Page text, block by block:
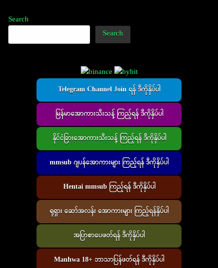
Search
Search
Telegram Channel Join ရန် ဒီကိုနှိပ်ပါ
မြန်မာအောကားသီးသန့် ကြည့်ရန် ဒီကိုနှိပ်ပါ
နိုင်ငံခြားအောကားသီးသန့် ကြည့်ရန် ဒီကိုနှိပ်ပါ
mmsub ဂျပန်အောကားများ ကြည့်ရန် ဒီကိုနှိပ်ပါ
Hentai mmsub ကြည့်ရန် ဒီကိုနှိပ်ပါ
ရုရှား ဆော်အလန်း အောကားများ ကြည့်ရန်နှိပ်ပါ
အပြာစာပေဖတ်ရန် ဒီကိုနှိပ်ပါ
Manhwa 18+ ဘာသာပြန်ဖတ်ရန် ဒီကိုနှိပ်ပါ